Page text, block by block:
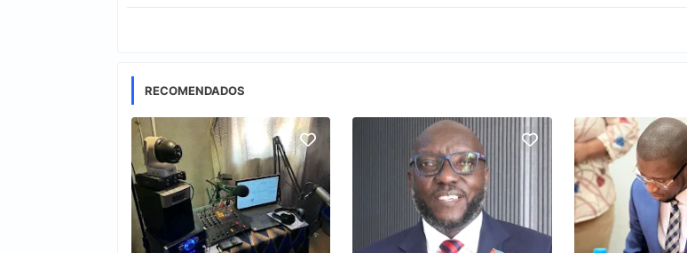
RECOMENDADOS